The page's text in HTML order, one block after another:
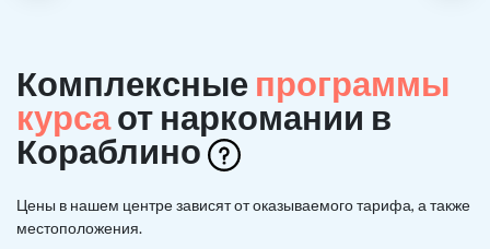
Комплексные программы
курсаот наркомании в
Кораблино
Цены в нашем центре зависят от оказываемого тарифа, а также
местоположения.